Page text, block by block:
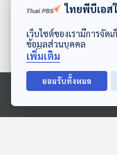
ดาวน์โหลด Thai PBS Podcast
Ⓒ 2020 องค์การกระจายเสียงและแพ
โอนเงิน / ไม่ควรดื่ม
เพราะมีสารก่อมะเร็ง จ
หรือ
ไทยพีบีเอส
เว็บไซต์ของเรามีการจัด
ข้อมูลส่วนบุคคล
เพิ่มเติม
ยอมรับทั้งหมด